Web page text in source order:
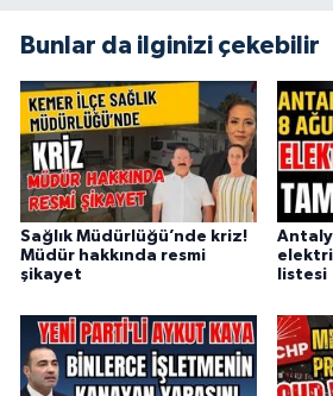
Bunlar da ilginizi çekebilir
Sağlık Müdürlüğü’nde kriz!
Müdür hakkında resmi
şikayet
listesi